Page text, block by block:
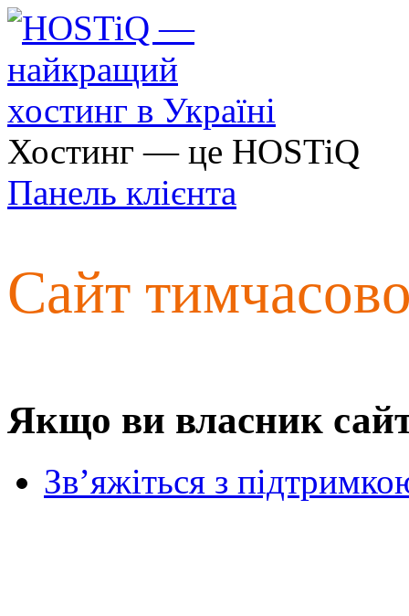
Хостинг — це HOSTiQ
Панель клієнта
Сайт
Якщо ви власник
Зв’яжіться з